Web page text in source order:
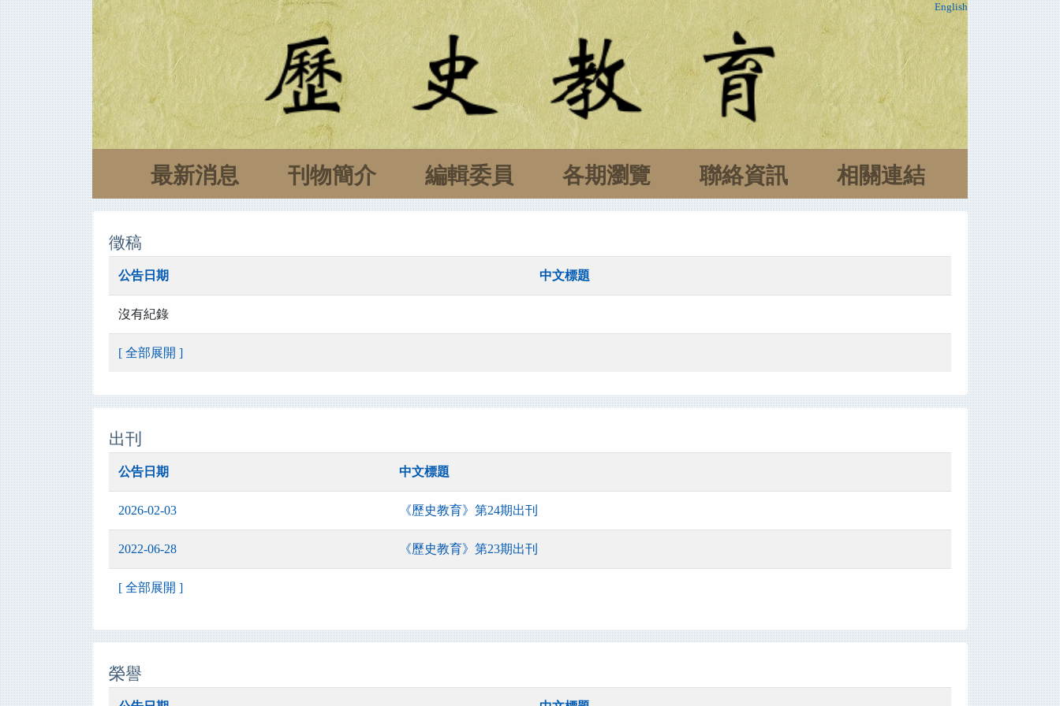
English
最新消息 刊物簡介 編輯委員 各期瀏覽 聯絡資訊 相關連結
徵稿
公告日期 中文標題
沒有紀錄
[ 全部展開 ]
出刊
公告日期 中文標題
2026-02-03 《歷史教育》第24期出刊
2022-06-28 《歷史教育》第23期出刊
[ 全部展開 ]
榮譽